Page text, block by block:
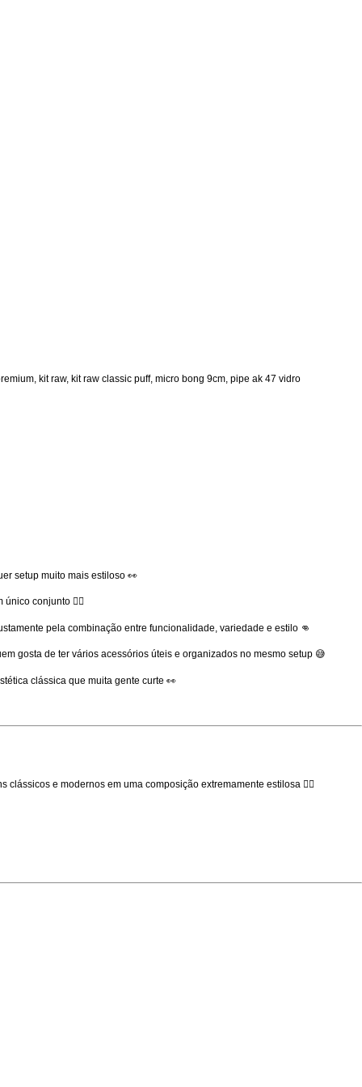
kit raw, kit raw classic puff, micro bong 9cm pipe ak 47 vidro
setup muito mais estiloso 👀
conjunto 😮‍💨
pela combinação entre funcionalidade, variedade e estilo 👊
gosta de ter vários acessórios úteis e organizados no mesmo setup 😅
clássica que muita gente curte 👀
e modernos em uma composição extremamente estilosa 😮‍💨